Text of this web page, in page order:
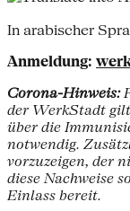
In arabischer
Anmeldung:
Corona-Hinweis:
der WerkStadt
über die
notwendig.
vorzuzeigen, der
diese Nachweise
Einlass bereit.